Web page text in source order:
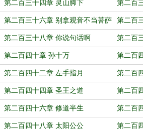
第二百三十四章 灵山脚下 第二百
第二百三十六章 别拿观音不当菩萨 第二百
第二百三十八章 你说句话啊 第二百
第二百四十章 孙十万 第二百
第二百四十二章 左手指月 第二百
第二百四十四章 圣王之道 第二百
第二百四十六章 修道半生 第二百
第二百四十八章 太阳公公 第二百